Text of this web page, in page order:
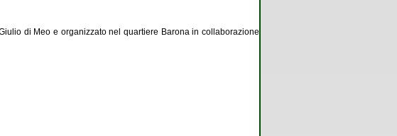
di Meo e organizzato nel quartiere Barona in collaborazione